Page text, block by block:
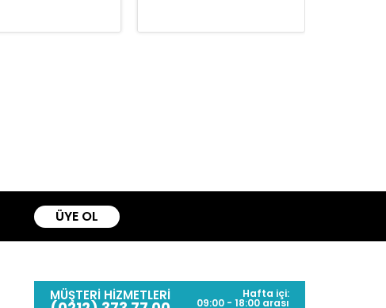
ÜYE OL
MÜŞTERİ HİZMETLERİ Hafta içi:
09:00 - 18:00 arası